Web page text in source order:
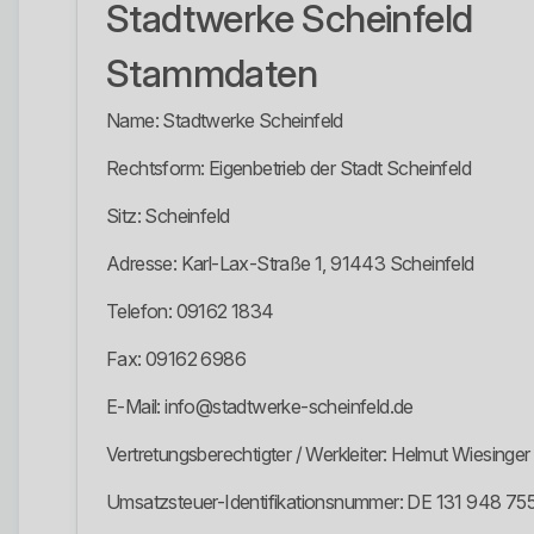
Stadtwerke Scheinfeld
Stammdaten
Name: Stadtwerke Scheinfeld
Rechtsform: Eigenbetrieb der Stadt Scheinfeld
Sitz: Scheinfeld
Adresse: Karl-Lax-Straße 1, 91443 Scheinfeld
Telefon: 09162 1834
Fax: 09162 6986
E-Mail: info@stadtwerke-scheinfeld.de
Vertretungsberechtigter / Werkleiter: Helmut Wiesinger
Umsatzsteuer-Identifikationsnummer: DE 131 948